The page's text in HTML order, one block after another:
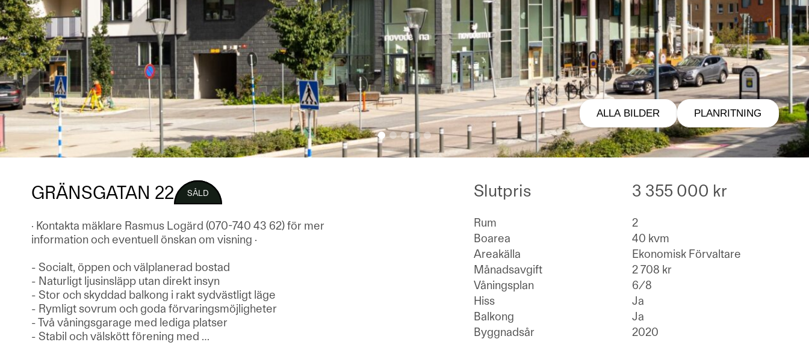
ALLA BILDER PLANRITNING
GRÄNSGATAN 22 SÅLD
· Kontakta mäklare Rasmus Logärd (070-740 43 62) för mer
information och eventuell önskan om visning ·
- Socialt, öppen och välplanerad bostad
- Naturligt ljusinsläpp utan direkt insyn
- Stor och skyddad balkong i rakt sydvästligt läge
- Rymligt sovrum och goda förvaringsmöjligheter
- Två våningsgarage med lediga platser
- Stabil och välskött förening med …
Slutpris 3 355 000 kr
Rum
2
Boarea
40 kvm
Areakälla
Ekonomisk Förvaltare
Månadsavgift
2 708 kr
Våningsplan
6/8
Hiss
Ja
Balkong
Ja
Byggnadsår
2020